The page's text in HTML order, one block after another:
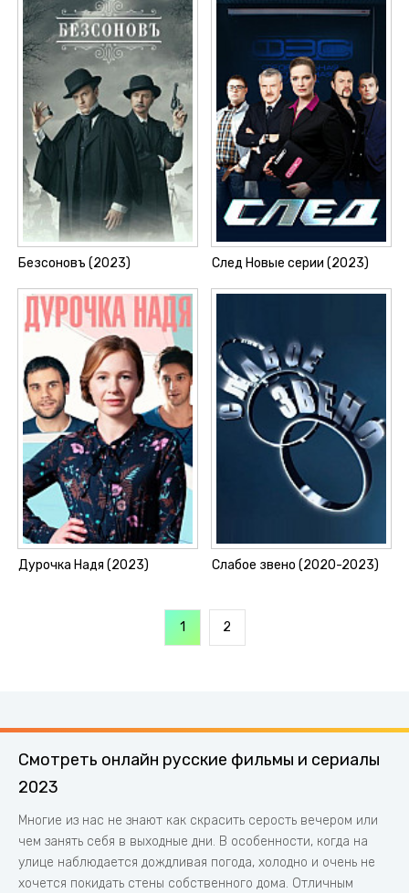
Смотреть онлайн русские фильмы и сериалы
2023
Многие из нас не знают как скрасить серость вечером или
чем занять себя в выходные дни. В особенности, когда на
улице наблюдается дождливая погода, холодно и очень не
хочется покидать стены собственного дома. Отличным
Безсоновъ (2023) След Новые серии (2023)
Дурочка Надя (2023) Слабое звено (2020-2023)
1 2